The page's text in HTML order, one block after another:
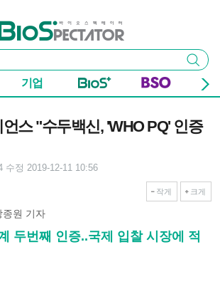
바이오스펙테이터
검색
기업
스 "수두백신, 'WHO PQ' 인증
수정 2019-12-11 10:56
작게 크게
종원 기자
두번째 인증..국제 입찰 시장에 적